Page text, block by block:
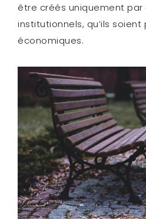
être créés uniquement par
institutionnels, qu’ils
économiques.